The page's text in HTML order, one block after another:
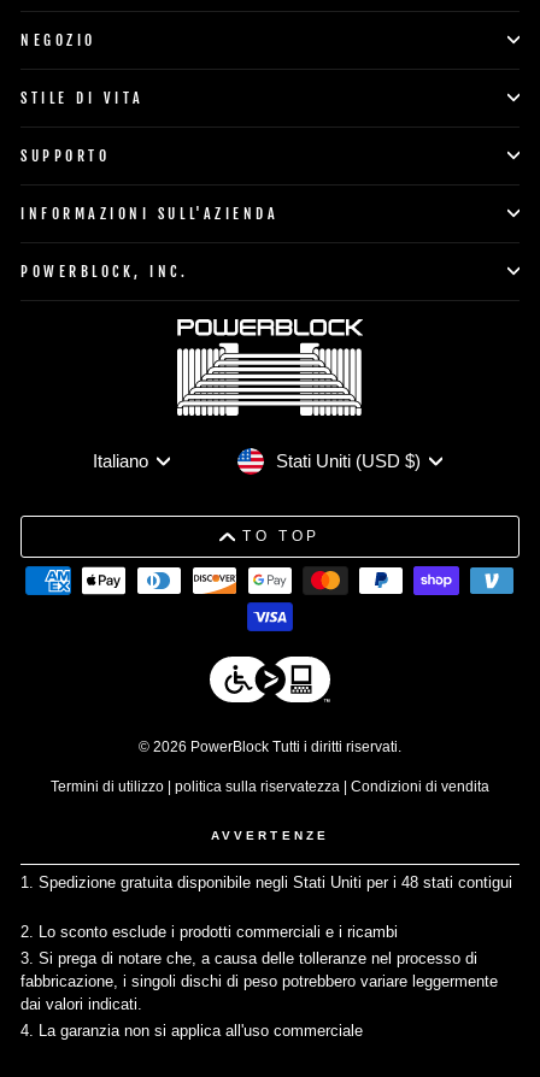
NEGOZIO
STILE DI VITA
SUPPORTO
INFORMAZIONI SULL'AZIENDA
POWERBLOCK, INC.
Lingua
Italiano Valuta Stati Uniti (USD $)
TO TOP
© 2026 PowerBlock Tutti i diritti riservati.
Termini di utilizzo politica sulla riservatezza Condizioni di vendita
AVVERTENZE
1. Spedizione gratuita disponibile negli Stati Uniti per i 48 stati contigui
2. Lo sconto esclude i prodotti commerciali e i ricambi
3. Si prega di notare che, a causa delle tolleranze nel processo di
fabbricazione, i singoli dischi di peso potrebbero variare leggermente
dai valori indicati.
4. La garanzia non si applica all'uso commerciale